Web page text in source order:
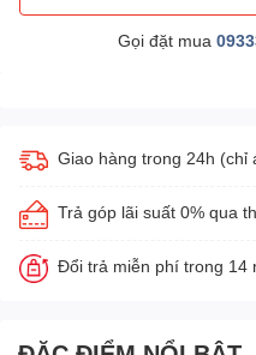
Gọi đặt mua
Giao hàng trong 24h (chỉ
Trả góp lãi suất 0% qua
Đổi trả miễn phí trong 14